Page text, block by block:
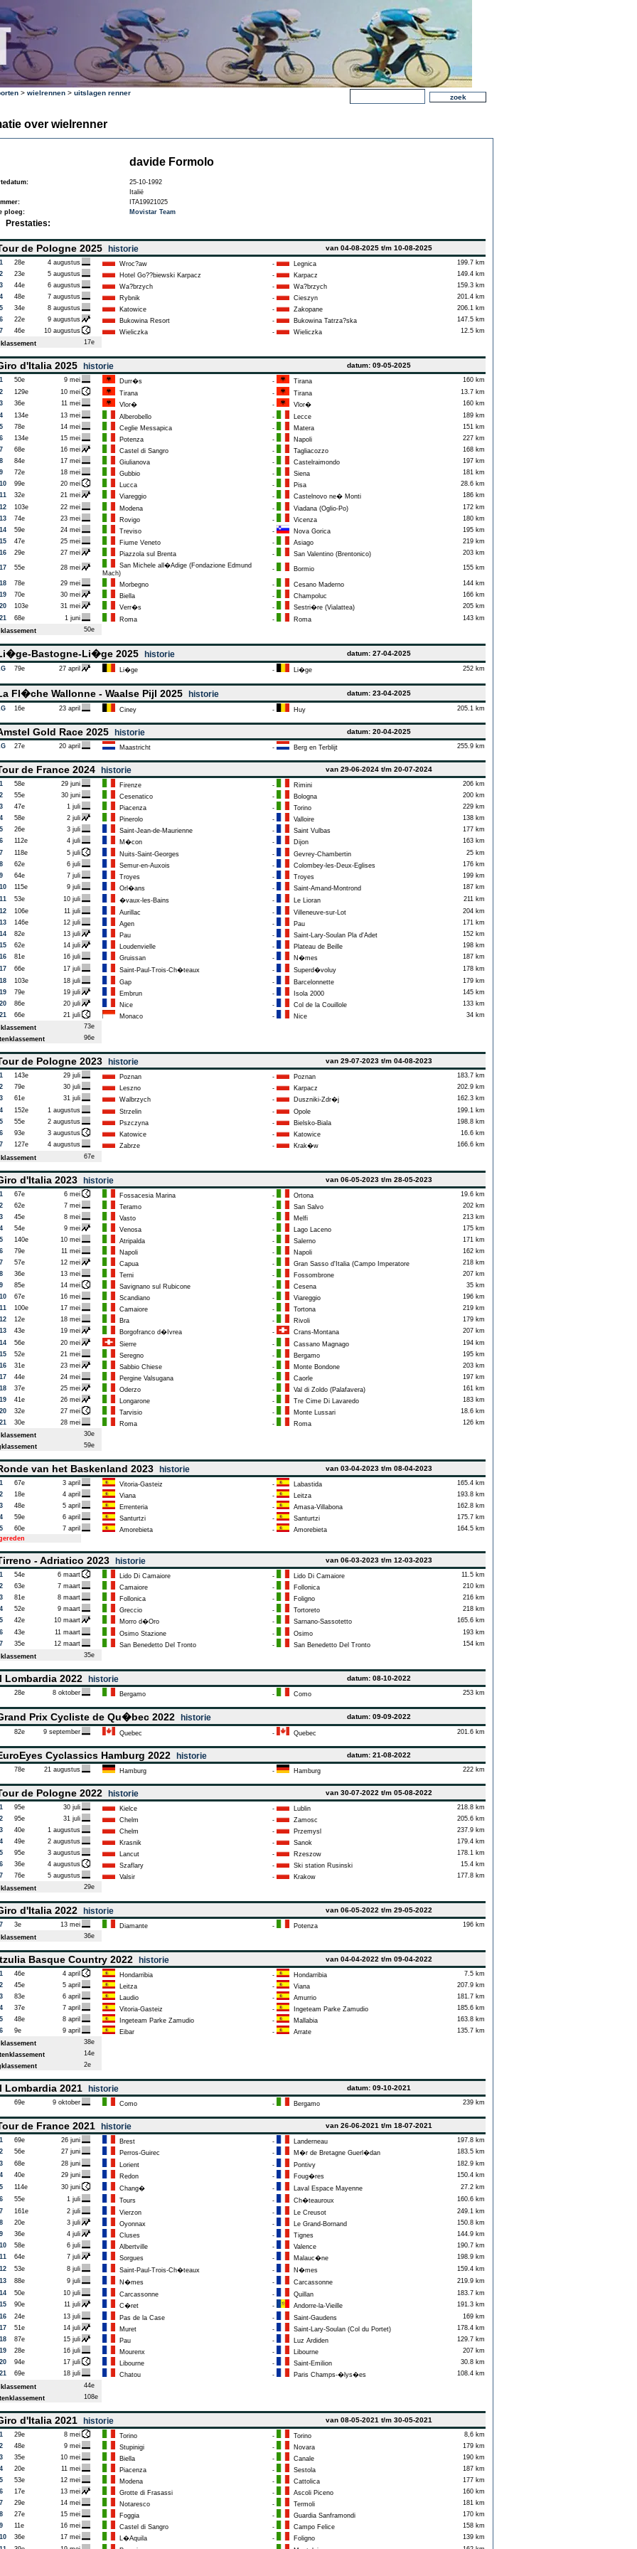
> wielrennen > uitslagen renner
over wielrenner
davide Formolo
25-10-1992
Italië
ITA19921025
ploeg:
Movistar Team
Prestaties:
de Pologne 2025 historie van 04-08-2025 t/m 10-08-2025
28e 4 augustus Wroc?aw - Legnica
199.7 km
23e 5 augustus Hotel Go??biewski Karpacz - Karpacz
149.4 km
44e 6 augustus Wa?brzych - Wa?brzych
159.3 km
48e 7 augustus Rybnik - Cieszyn
201.4 km
34e 8 augustus Katowice - Zakopane
206.1 km
22e 9 augustus Bukowina Resort - Bukowina Tatrza?ska
147.5 km
46e 10 augustus Wieliczka - Wieliczka
12.5 km
17e
d'Italia 2025 historie datum: 09-05-2025
50e 9 mei Durr�s - Tirana
160 km
129e 10 mei Tirana - Tirana
13.7 km
36e 11 mei Vlor� - Vlor�
160 km
134e 13 mei Alberobello - Lecce
189 km
78e 14 mei Ceglie Messapica - Matera
151 km
134e 15 mei Potenza - Napoli
227 km
68e 16 mei Castel di Sangro - Tagliacozzo
168 km
84e 17 mei Giulianova - Castelraimondo
197 km
72e 18 mei Gubbio - Siena
181 km
99e 20 mei Lucca - Pisa
28.6 km
32e 21 mei Viareggio - Castelnovo ne� Monti
186 km
103e 22 mei Modena - Viadana (Oglio-Po)
172 km
74e 23 mei Rovigo - Vicenza
180 km
59e 24 mei Treviso - Nova Gorica
195 km
47e 25 mei Fiume Veneto - Asiago
219 km
29e 27 mei Piazzola sul Brenta - San Valentino (Brentonico) 203 km
55e 28 mei
San Michele all�Adige (Fondazione Edmund
Mach)
- Bormio 155 km
78e 29 mei Morbegno - Cesano Maderno
144 km
70e 30 mei Biella - Champoluc
166 km
103e 31 mei Verr�s - Sestri�re (Vialattea)
205 km
68e 1 juni Roma - Roma
143 km
50e
Bastogne-Li�ge 2025 historie datum: 27-04-2025
79e 27 april Li�ge - Li�ge 252 km
Fl�che Wallonne - Waalse Pijl 2025 historie datum: 23-04-2025
16e 23 april Ciney - Huy 205.1 km
Gold Race 2025 historie datum: 20-04-2025
27e 20 april Maastricht - Berg en Terblijt 255.9 km
de France 2024 historie van 29-06-2024 t/m 20-07-2024
58e 29 juni Firenze - Rimini
206 km
55e 30 juni Cesenatico - Bologna
200 km
47e 1 juli Piacenza - Torino
229 km
58e 2 juli Pinerolo - Valloire
138 km
26e 3 juli Saint-Jean-de-Maurienne - Saint Vulbas
177 km
112e 4 juli M�con - Dijon
163 km
118e 5 juli Nuits-Saint-Georges - Gevrey-Chambertin
25 km
62e 6 juli Semur-en-Auxois - Colombey-les-Deux-Eglises
176 km
64e 7 juli Troyes - Troyes
199 km
115e 9 juli Orl�ans - Saint-Amand-Montrond
187 km
53e 10 juli �vaux-les-Bains - Le Lioran
211 km
106e 11 juli Aurillac - Villeneuve-sur-Lot
204 km
146e 12 juli Agen - Pau
171 km
82e 13 juli Pau - Saint-Lary-Soulan Pla d'Adet
152 km
62e 14 juli Loudenvielle - Plateau de Beille
198 km
81e 16 juli Gruissan - N�mes
187 km
66e 17 juli Saint-Paul-Trois-Ch�teaux - Superd�voluy
178 km
103e 18 juli Gap - Barcelonnette
179 km
79e 19 juli Embrun - Isola 2000
145 km
86e 20 juli Nice - Col de la Couillole
133 km
66e 21 juli Monaco - Nice
34 km
73e
96e
de Pologne 2023 historie van 29-07-2023 t/m 04-08-2023
143e 29 juli Poznan - Poznan
183.7 km
79e 30 juli Leszno - Karpacz
202.9 km
61e 31 juli Walbrzych - Duszniki-Zdr�j
162.3 km
152e 1 augustus Strzelin - Opole
199.1 km
55e 2 augustus Pszczyna - Bielsko-Biala
198.8 km
93e 3 augustus Katowice - Katowice
16.6 km
127e 4 augustus Zabrze - Krak�w
166.6 km
67e
d'Italia 2023 historie van 06-05-2023 t/m 28-05-2023
67e 6 mei Fossacesia Marina - Ortona
19.6 km
62e 7 mei Teramo - San Salvo
202 km
45e 8 mei Vasto - Melfi
213 km
54e 9 mei Venosa - Lago Laceno
175 km
140e 10 mei Atripalda - Salerno
171 km
79e 11 mei Napoli - Napoli
162 km
57e 12 mei Capua - Gran Sasso d'Italia (Campo Imperatore
218 km
36e 13 mei Terni - Fossombrone
207 km
85e 14 mei Savignano sul Rubicone - Cesena
35 km
67e 16 mei Scandiano - Viareggio
196 km
100e 17 mei Camaiore - Tortona
219 km
12e 18 mei Bra - Rivoli
179 km
43e 19 mei Borgofranco d�Ivrea - Crans-Montana
207 km
56e 20 mei Sierre - Cassano Magnago
194 km
52e 21 mei Seregno - Bergamo
195 km
31e 23 mei Sabbio Chiese - Monte Bondone
203 km
44e 24 mei Pergine Valsugana - Caorle
197 km
37e 25 mei Oderzo - Val di Zoldo (Palafavera)
161 km
41e 26 mei Longarone - Tre Cime Di Lavaredo
183 km
32e 27 mei Tarvisio - Monte Lussari
18.6 km
30e 28 mei Roma - Roma
126 km
30e
59e
van het Baskenland 2023 historie van 03-04-2023 t/m 08-04-2023
67e 3 april Vitoria-Gasteiz - Labastida
165.4 km
18e 4 april Viana - Leitza
193.8 km
48e 5 april Errenteria - Amasa-Villabona
162.8 km
59e 6 april Santurtzi - Santurtzi
175.7 km
60e 7 april Amorebieta - Amorebieta
164.5 km
- Adriatico 2023 historie van 06-03-2023 t/m 12-03-2023
54e 6 maart Lido Di Camaiore - Lido Di Camaiore
11.5 km
63e 7 maart Camaiore - Follonica
210 km
81e 8 maart Follonica - Foligno
216 km
52e 9 maart Greccio - Tortoreto
218 km
42e 10 maart Morro d�Oro - Sarnano-Sassotetto
165.6 km
43e 11 maart Osimo Stazione - Osimo
193 km
35e 12 maart San Benedetto Del Tronto - San Benedetto Del Tronto
154 km
35e
Lombardia 2022 historie datum: 08-10-2022
28e 8 oktober Bergamo - Como 253 km
Prix Cycliste de Qu�bec 2022 historie datum: 09-09-2022
82e 9 september Quebec - Quebec 201.6 km
Cyclassics Hamburg 2022 historie datum: 21-08-2022
78e 21 augustus Hamburg - Hamburg 222 km
de Pologne 2022 historie van 30-07-2022 t/m 05-08-2022
95e 30 juli Kielce - Lublin
218.8 km
95e 31 juli Chelm - Zamosc
205.6 km
40e 1 augustus Chelm - Przemysl
237.9 km
49e 2 augustus Krasnik - Sanok
179.4 km
95e 3 augustus Lancut - Rzeszow
178.1 km
36e 4 augustus Szaflary - Ski station Rusinski
15.4 km
76e 5 augustus Valsir - Krakow
177.8 km
29e
d'Italia 2022 historie van 06-05-2022 t/m 29-05-2022
3e 13 mei Diamante - Potenza
196 km
36e
Basque Country 2022 historie van 04-04-2022 t/m 09-04-2022
46e 4 april Hondarribia - Hondarribia
7.5 km
45e 5 april Leitza - Viana
207.9 km
83e 6 april Laudio - Amurrio
181.7 km
37e 7 april Vitoria-Gasteiz - Ingeteam Parke Zamudio
185.6 km
48e 8 april Ingeteam Parke Zamudio - Mallabia
163.8 km
9e 9 april Eibar - Arrate
135.7 km
38e
14e
2e
Lombardia 2021 historie datum: 09-10-2021
69e 9 oktober Como - Bergamo 239 km
de France 2021 historie van 26-06-2021 t/m 18-07-2021
69e 26 juni Brest - Landerneau
197.8 km
56e 27 juni Perros-Guirec - M�r de Bretagne Guerl�dan
183.5 km
68e 28 juni Lorient - Pontivy
182.9 km
40e 29 juni Redon - Foug�res
150.4 km
114e 30 juni Chang� - Laval Espace Mayenne
27.2 km
55e 1 juli Tours - Ch�teauroux
160.6 km
161e 2 juli Vierzon - Le Creusot
249.1 km
20e 3 juli Oyonnax - Le Grand-Bornand
150.8 km
36e 4 juli Cluses - Tignes
144.9 km
58e 6 juli Albertville - Valence
190.7 km
64e 7 juli Sorgues - Malauc�ne
198.9 km
53e 8 juli Saint-Paul-Trois-Ch�teaux - N�mes
159.4 km
88e 9 juli N�mes - Carcassonne
219.9 km
50e 10 juli Carcassonne - Quillan
183.7 km
90e 11 juli C�ret - Andorre-la-Vieille
191.3 km
24e 13 juli Pas de la Case - Saint-Gaudens
169 km
51e 14 juli Muret - Saint-Lary-Soulan (Col du Portet)
178.4 km
87e 15 juli Pau - Luz Ardiden
129.7 km
28e 16 juli Mourenx - Libourne
207 km
94e 17 juli Libourne - Saint-Emilion
30.8 km
69e 18 juli Chatou - Paris Champs-�lys�es
108.4 km
44e
108e
d'Italia 2021 historie van 08-05-2021 t/m 30-05-2021
29e 8 mei Torino - Torino
8,6 km
48e 9 mei Stupinigi - Novara
179 km
35e 10 mei Biella - Canale
190 km
20e 11 mei Piacenza - Sestola
187 km
53e 12 mei Modena - Cattolica
177 km
17e 13 mei Grotte di Frasassi - Ascoli Piceno
160 km
29e 14 mei Notaresco - Termoli
181 km
27e 15 mei Foggia - Guardia Sanframondi
170 km
11e 16 mei Castel di Sangro - Campo Felice
158 km
36e 17 mei L�Aquila - Foligno
139 km